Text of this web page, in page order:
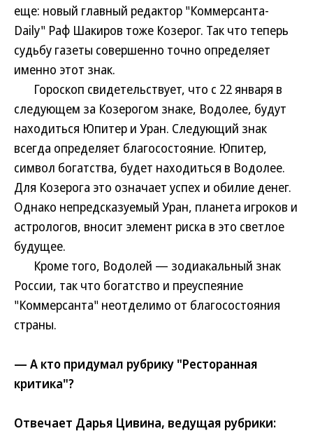
еще: новый главный редактор "Коммерсанта-
Daily" Раф Шакиров тоже Козерог. Так что теперь
судьбу газеты совершенно точно определяет
именно этот знак.
Гороскоп свидетельствует, что с 22 января в
следующем за Козерогом знаке, Водолее, будут
находиться Юпитер и Уран. Следующий знак
всегда определяет благосостояние. Юпитер,
символ богатства, будет находиться в Водолее.
Для Козерога это означает успех и обилие денег.
Однако непредсказуемый Уран, планета игроков и
астрологов, вносит элемент риска в это светлое
будущее.
Кроме того, Водолей — зодиакальный знак
России, так что богатство и преуспеяние
"Коммерсанта" неотделимо от благосостояния
страны.
— А кто придумал рубрику "Ресторанная
критика"?
Отвечает Дарья Цивина, ведущая рубрики: